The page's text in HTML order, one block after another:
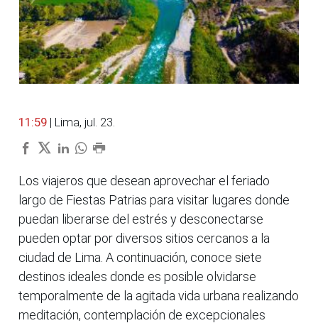
11:59 | Lima, jul. 23.
Los viajeros que desean aprovechar el feriado
largo de Fiestas Patrias para visitar lugares donde
puedan liberarse del estrés y desconectarse
pueden optar por diversos sitios cercanos a la
ciudad de Lima. A continuación, conoce siete
destinos ideales donde es posible olvidarse
temporalmente de la agitada vida urbana realizando
meditación, contemplación de excepcionales